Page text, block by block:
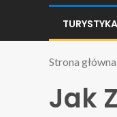
TURYSTYKA
Strona główna
Jak